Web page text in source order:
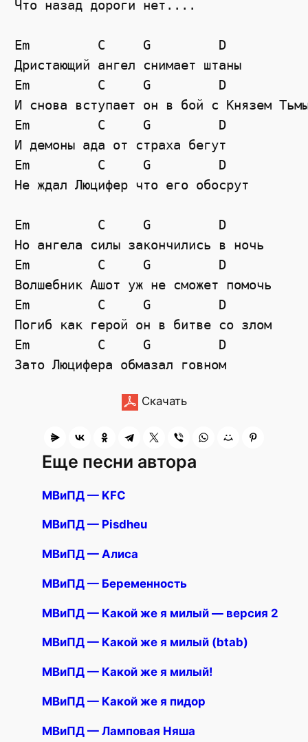
Что назад дороги нет....
Em         C     G         D
Дристающий ангел снимает штаны
Em         C     G         D
И снова вступает он в бой с Князем
Em         C     G         D
И демоны ада от страха бегут
Em         C     G         D
Не ждал Люцифер что его обосрут
Em         C     G         D
Но ангела силы закончились в ночь
Em         C     G         D
Волшебник Ашот уж не сможет помочь
Em         C     G         D
Погиб как герой он в битве со злом
Em         C     G         D
Скачать
Еще песни автора
МВиПД — KFC
МВиПД — Pisdheu
МВиПД — Алиса
МВиПД — Беременность
МВиПД — Какой же я милый — версия 2
МВиПД — Какой же я милый (btab)
МВиПД — Какой же я милый!
МВиПД — Какой же я пидор
МВиПД — Ламповая Няша